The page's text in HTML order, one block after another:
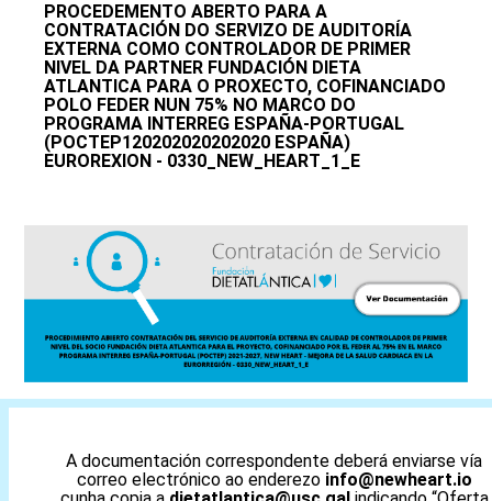
PROCEDEMENTO ABERTO PARA A
CONTRATACIÓN DO SERVIZO DE AUDITORÍA
EXTERNA COMO CONTROLADOR DE PRIMER
NIVEL DA PARTNER FUNDACIÓN DIETA
ATLANTICA PARA O PROXECTO, COFINANCIADO
POLO FEDER NUN 75% NO MARCO DO
PROGRAMA INTERREG ESPAÑA-PORTUGAL
(POCTEP120202020202020 ESPAÑA)
EUROREXION - 0330_NEW_HEART_1_E
A documentación correspondente deberá enviarse vía
correo electrónico ao enderezo info@newheart.io